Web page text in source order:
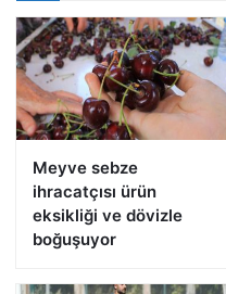
Meyve sebze
ihracatçısı ürün
eksikliği ve dövizle
boğuşuyor